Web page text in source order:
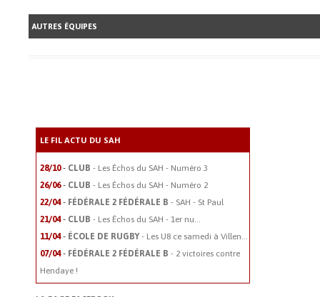
AUTRES ÉQUIPES
LE FIL ACTU DU SAH
28/10 - CLUB - Les Échos du SAH - Numéro 3
26/06 - CLUB - Les Échos du SAH - Numéro 2
22/04 - FÉDÉRALE 2 FÉDÉRALE B - SAH - St Paul
21/04 - CLUB - Les Échos du SAH - 1er nu...
11/04 - ÉCOLE DE RUGBY - Les U8 ce samedi à Villen...
07/04 - FÉDÉRALE 2 FÉDÉRALE B - 2 victoires contre
Hendaye !